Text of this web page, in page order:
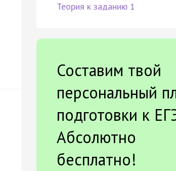
Теория к заданию 1
Составим твой
персональный
подготовки к
Абсолютно
бесплатно!